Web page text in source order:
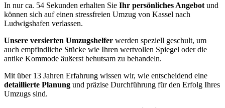
In nur ca. 54 Sekunden erhalten Sie Ihr persönliches Angebot und
können sich auf einen stressfreien Umzug von Kassel nach
Ludwigshafen verlassen.
Unsere versierten Umzugshelfer werden speziell geschult, um
auch empfindliche Stücke wie Ihren wertvollen Spiegel oder die
antike Kommode äußerst behutsam zu behandeln.
Mit über 13 Jahren Erfahrung wissen wir, wie entscheidend eine
detaillierte Planung und präzise Durchführung für den Erfolg Ihres
Umzugs sind.